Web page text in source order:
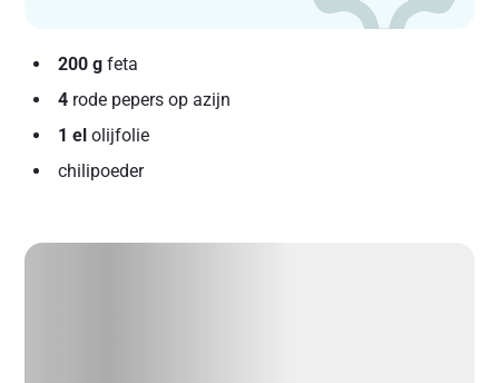
200 g feta
4 rode pepers op azijn
1 el olijfolie
chilipoeder